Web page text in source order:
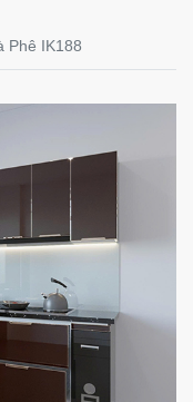
Phê IK188